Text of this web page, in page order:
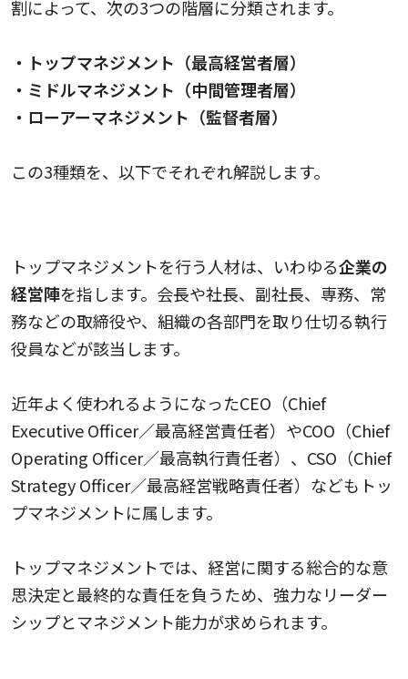
割によって、次の3つの階層に分類されます。
・トップマネジメント（最高経営者層）
・ミドルマネジメント（中間管理者層）
・ローアーマネジメント（監督者層）
この3種類を、以下でそれぞれ解説します。
トップマネジメントを行う人材は、いわゆる企業の
経営陣を指します。会長や社長、副社長、専務、常
務などの取締役や、組織の各部門を取り仕切る執行
役員などが該当します。
近年よく使われるようになったCEO（Chief
Executive Officer／最高経営責任者）やCOO（Chief
Operating Officer／最高執行責任者）、CSO（Chief
Strategy Officer／最高経営戦略責任者）などもトッ
プマネジメントに属します。
トップマネジメントでは、経営に関する総合的な意
思決定と最終的な責任を負うため、強力なリーダー
シップとマネジメント能力が求められます。